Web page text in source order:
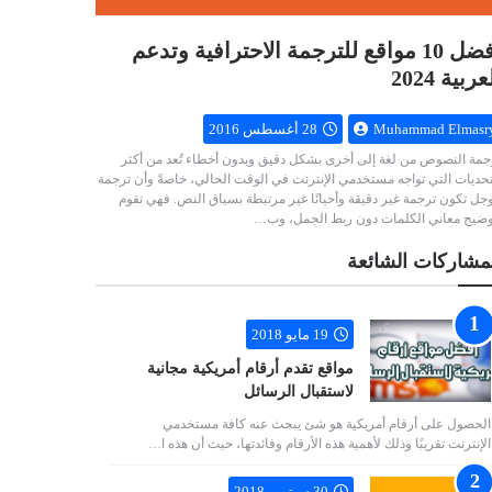
أفضل 10 مواقع للترجمة الاحترافية وتدعم
2024
Muhammad 28 أغسطس 2016
النصوص من لغة إلى أخرى بشكل دقيق وبدون أخطاء تُعد من أكثر
التي تواجه مستخدمي الإنترنت في الوقت الحالي، خاصةً وأن ترجمة
تكون ترجمة غير دقيقة وأحيانًا غير مرتبطة بسياق النص. فهي تقوم
معاني الكلمات دون ربط الجمل، وب…
الشائعة
19 مايو 2018
مواقع تقدم أرقام أمريكية مجانية
لاستقبال الرسائل
الحصول على أرقام أمريكية هو شئ يبحث عنه كافة مستخدمي
الإنترنت تقريبًا وذلك لأهمية هذه الأرقام وفائدتها، حيث أن هذه ا…